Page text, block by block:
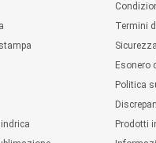
Termini
Sicurezza
Esonero
Politica
Prodotti